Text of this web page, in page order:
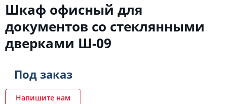
Шкаф офисный для
документов со стеклянными
дверками Ш-09
Под заказ
Напишите нам